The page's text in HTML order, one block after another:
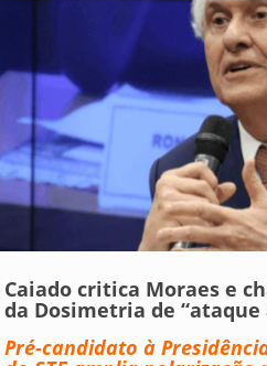
Caiado critica Moraes e
da Dosimetria de “ataque
Pré-candidato à